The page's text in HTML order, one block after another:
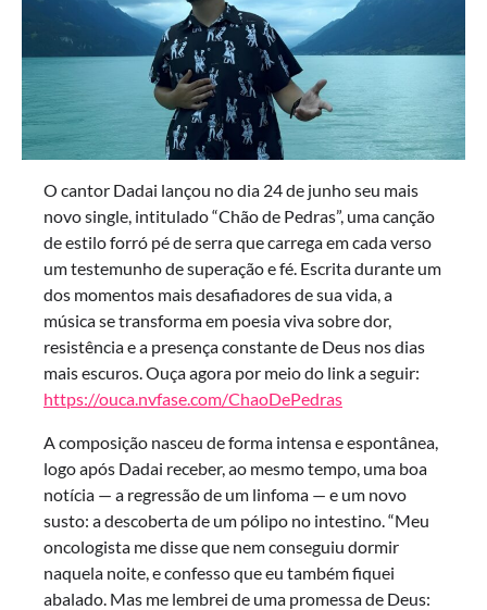
O cantor Dadai lançou no dia 24 de junho seu mais
novo single, intitulado “Chão de Pedras”, uma canção
de estilo forró pé de serra que carrega em cada verso
um testemunho de superação e fé. Escrita durante um
dos momentos mais desafiadores de sua vida, a
música se transforma em poesia viva sobre dor,
resistência e a presença constante de Deus nos dias
mais escuros. Ouça agora por meio do link a seguir:
https://ouca.nvfase.com/ChaoDePedras
A composição nasceu de forma intensa e espontânea,
logo após Dadai receber, ao mesmo tempo, uma boa
notícia — a regressão de um linfoma — e um novo
susto: a descoberta de um pólipo no intestino. “Meu
oncologista me disse que nem conseguiu dormir
naquela noite, e confesso que eu também fiquei
abalado. Mas me lembrei de uma promessa de Deus: